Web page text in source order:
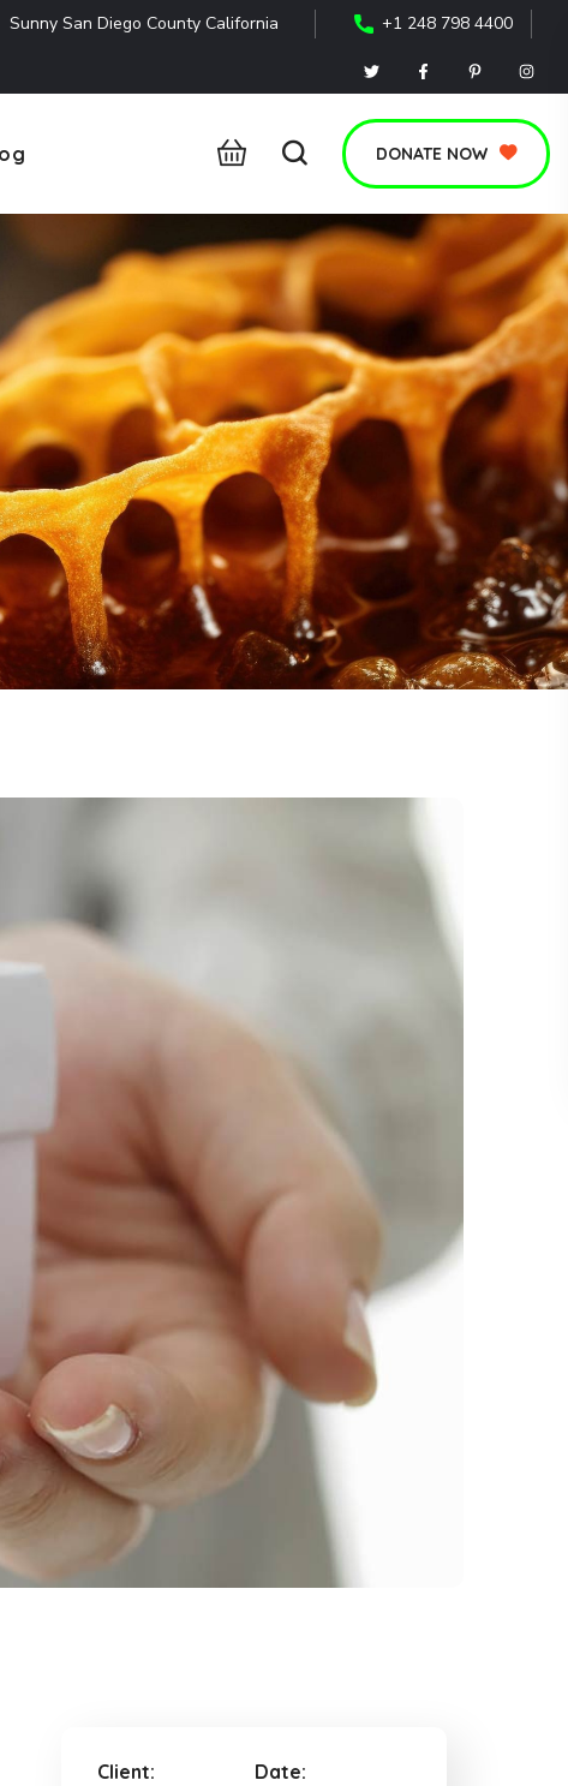
Sunny San Diego County California +1 248 798 4400
DONATE NOW
Client: Date: